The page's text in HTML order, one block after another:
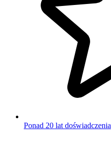
Ponad 20 lat doświadczenia